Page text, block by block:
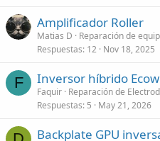
Amplificador Roller
Matias D
Reparación de
Respuestas 12 Nov 18, 2025
F Inversor híbrido
Faquir Reparación de
Respuestas 5 May 21, 2026
Backplate GPU